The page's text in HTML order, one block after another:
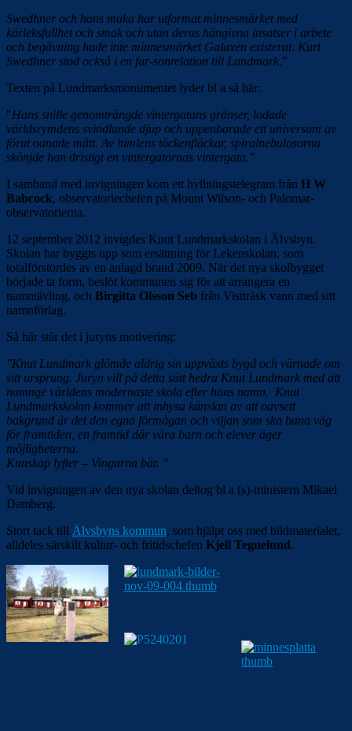
Swedhner och hans maka har utformat minnesmärket med
kärleksfullhet och smak och utan deras hängivna insatser i arbete
och begåvning hade inte minnesmärket Galaxen existerat. Kurt
Swedhner stod också i en far-sonrelation till Lundmark."
Texten på Lundmarksmonumentet lyder bl a så här:
"Hans snille genomträngde vintergatans gränser, lodade
världsrymdens svindlande djup och uppenbarade ett universum av
förut oanade mått. Av himlens töckenfläckar, spiralnebulosorna
skönjde han dristigt en vintergatornas vintergata."
I samband med invigningen kom ett hyllningstelegram från H W
Babcock, observatoriechefen på Mount Wilson- och Palomar-
observatorierna.
12 september 2012 invigdes Knut Lundmarkskolan i Älvsbyn.
Skolan har byggts upp som ersättning för Lekenskolan, som
totalförstördes av en anlagd brand 2009. När det nya skolbygget
började ta form, beslöt kommunen sig för att arrangera en
namntävling, och Birgitta Olsson Seb från Vistträsk vann med sitt
namnförlag.
Så här står det i juryns motivering:
"Knut Lundmark glömde aldrig sin uppväxts bygd och värnade om
sitt ursprung. Juryn vill på detta sätt hedra Knut Lundmark med att
namnge världens modernaste skola efter hans namn. Knut
Lundmarkskolan kommer att inhysa känslan av att oavsett
bakgrund är det den egna förmågan och viljan som ska bana väg
för framtiden, en framtid där våra barn och elever äger
möjligheterna.
Kunskap lyfter – Vingarna bär. "
Vid invigningen av den nya skolan deltog bl a (s)-ministern Mikael
Damberg.
Stort tack till Älvsbyns kommun, som hjälpt oss med bildmaterialet,
alldeles särskilt kultur- och fritidschefen Kjell Tegnelund.